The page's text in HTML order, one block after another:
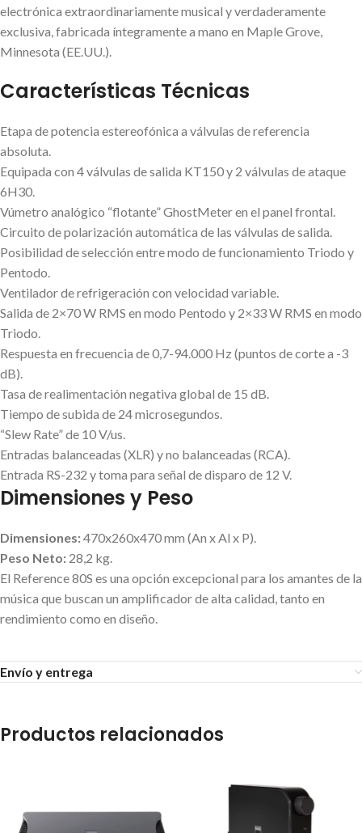
electrónica extraordinariamente musical y verdaderamente
exclusiva, fabricada íntegramente a mano en Maple Grove,
Minnesota (EE.UU.).
Características Técnicas
Etapa de potencia estereofónica a válvulas de referencia
absoluta.
Equipada con 4 válvulas de salida KT150 y 2 válvulas de ataque
6H30.
Vúmetro analógico “flotante” GhostMeter en el panel frontal.
Circuito de polarización automática de las válvulas de salida.
Posibilidad de selección entre modo de funcionamiento Triodo y
Pentodo.
Ventilador de refrigeración con velocidad variable.
Salida de 2×70 W RMS en modo Pentodo y 2×33 W RMS en modo
Triodo.
Respuesta en frecuencia de 0,7-94.000 Hz (puntos de corte a -3
dB).
Tasa de realimentación negativa global de 15 dB.
Tiempo de subida de 24 microsegundos.
“Slew Rate” de 10 V/us.
Entradas balanceadas (XLR) y no balanceadas (RCA).
Entrada RS-232 y toma para señal de disparo de 12 V.
Dimensiones y Peso
Dimensiones:470x260x470 mm (An x Al x P).
Peso Neto: 28,2 kg.
El Reference 80S es una opción excepcional para los amantes de la
música que buscan un amplificador de alta calidad, tanto en
rendimiento como en diseño.
Envío y entrega
Productos relacionados